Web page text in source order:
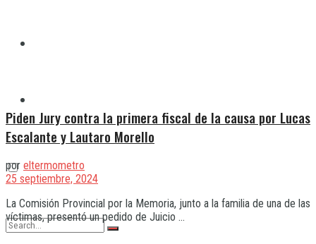
Piden Jury contra la primera fiscal de la causa por Lucas
Escalante y Lautaro Morello
por eltermometro
25 septiembre, 2024
La Comisión Provincial por la Memoria, junto a la familia de una de las
víctimas, presentó un pedido de Juicio ...